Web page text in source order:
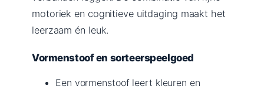
motoriek en cognitieve uitdaging maakt het
leerzaam én leuk.
Vormenstoof en sorteerspeelgoed
Een vormenstoof leert kleuren en